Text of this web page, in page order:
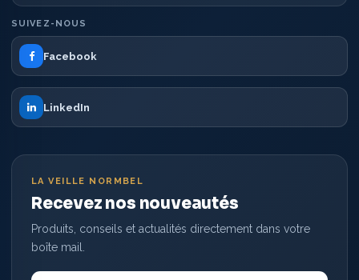
SUIVEZ-NOUS
Facebook
LinkedIn
LA VEILLE NORMBEL
Recevez nos nouveautés
Produits, conseils et actualités directement dans votre
boîte mail.
Votre